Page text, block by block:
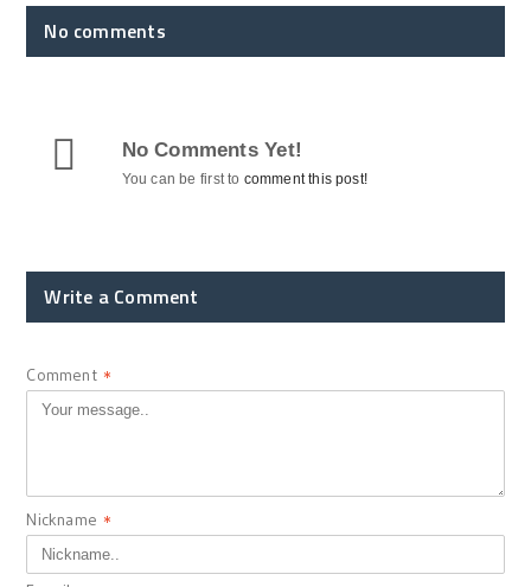
No comments
No Comments Yet!
You can be first to comment this post!
Write a Comment
Comment *
Nickname *